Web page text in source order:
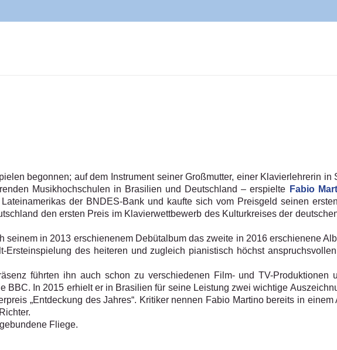
begonnen; auf dem Instrument seiner Großmutter, einer Klavierlehrerin in
Musikhochschulen in Brasilien und Deutschland – erspielte Fabio
der BNDES-Bank und kaufte sich vom Preisgeld seinen
den ersten Preis im Klavierwettbewerb des Kulturkreises der
in 2013 erschienenem Debütalbum das zweite in 2016 erschienene
Ersteinspielung des heiteren und zugleich pianistisch höchst
führten ihn auch schon zu verschiedenen Film- und TV-Produktionen
BBC. In 2015 erhielt er in Brasilien für seine Leistung zwei wichtige
„Entdeckung des Jahres“. Kritiker nennen Fabio Martino bereits in
Fliege.